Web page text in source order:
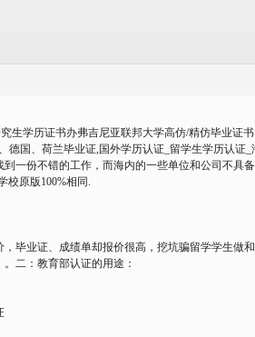
生学历证书办弗吉尼亚联邦大学高仿/精仿毕业证
德国、荷兰毕业证,国外学历认证_留学生学历认
一份不错的工作，而海内的一些单位和公司不
校原版100%相同.
毕业证、成绩单却报价很高，挖坑骗留学学生
二：教育部认证的用途：